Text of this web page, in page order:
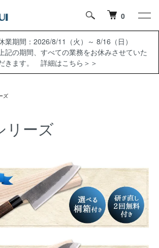
0
業期間：2026/8/11（火）～ 8/16（日）
記の期間、すべての業務をお休みさせていた
きます。 詳細はこちら＞＞
ズ
リーズ